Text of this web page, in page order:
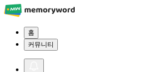
홈
커뮤니티